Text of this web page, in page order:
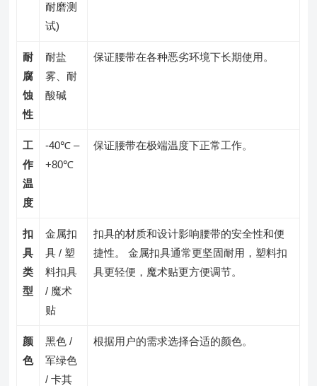
耐磨测
试)
耐
腐
蚀
性
耐盐
雾、耐
酸碱
保证腰带在各种恶劣环境下长期使用。
工
作
温
度
-40℃ –
+80℃
保证腰带在极端温度下正常工作。
扣
具
类
型
金属扣
具 / 塑
料扣具
/ 魔术
贴
扣具的材质和设计影响腰带的安全性和便
捷性。 金属扣具通常更坚固耐用，塑料扣
具更轻便，魔术贴更方便调节。
颜
色
黑色 /
军绿色
/ 卡其
根据用户的需求选择合适的颜色。